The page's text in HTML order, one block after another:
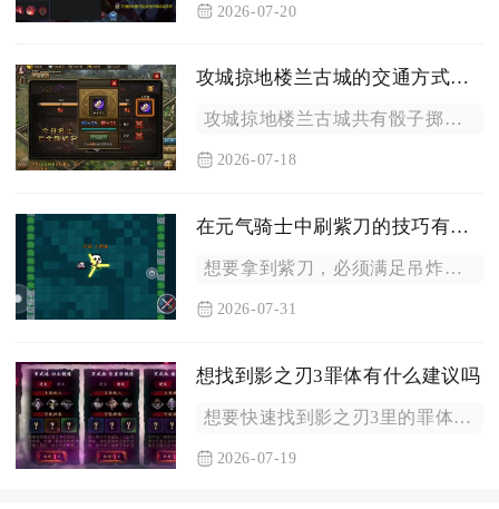
2026-07-20
攻城掠地楼兰古城的交通方式有哪些
攻城掠地楼兰古城共有骰子掷点基础通行、整点骰子补充通行、金币...
2026-07-18
在元气骑士中刷紫刀的技巧有哪些值得学习
想要拿到紫刀，必须满足吊炸天纯粹试炼之地全程空手，在规定时间...
2026-07-31
想找到影之刃3罪体有什么建议吗
想要快速找到影之刃3里的罪体，优先依靠主线地图红光标记搭配罪...
2026-07-19